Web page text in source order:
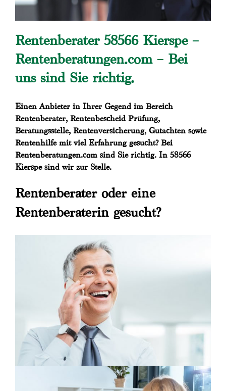
Rentenberater 58566 Kierspe –
Rentenberatungen.com – Bei
uns sind Sie richtig.
Einen Anbieter in Ihrer Gegend im Bereich
Rentenberater, Rentenbescheid Prüfung,
Beratungsstelle, Rentenversicherung, Gutachten sowie
Rentenhilfe mit viel Erfahrung gesucht? Bei
Rentenberatungen.com sind Sie richtig. In 58566
Kierspe sind wir zur Stelle.
Rentenberater oder eine
Rentenberaterin gesucht?